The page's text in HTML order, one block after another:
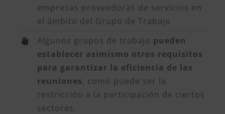
empresas proveedoras de servicios en
el ámbito del Grupo de Trabajo
Algunos grupos de trabajo pueden
establecer asimismo otros requisitos
para garantizar la eficiencia de las
reuniones, como puede ser la
restricción a la participación de ciertos
sectores.